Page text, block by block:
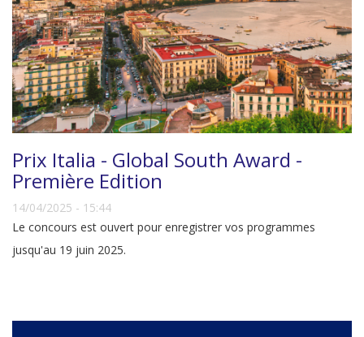
Prix Italia - Global South Award -
Première Edition
14/04/2025 - 15:44
Le concours est ouvert pour enregistrer vos programmes
jusqu'au 19 juin 2025.